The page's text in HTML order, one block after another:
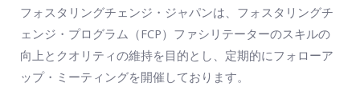
フォスタリングチェンジ・ジャパンは、フォスタリングチ
ェンジ・プログラム（FCP）ファシリテーターのスキルの
向上とクオリティの維持を目的とし、定期的にフォローア
ップ・ミーティングを開催しております。